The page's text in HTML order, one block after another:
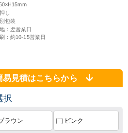
し
包装
：翌営業日
：約10-15営業日
見積はこちらから
択
ラウン ピンク